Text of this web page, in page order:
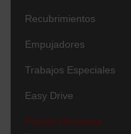
Recubrimientos
Empujadores
Trabajos Especiales
Easy Drive
Poleas Dentadas